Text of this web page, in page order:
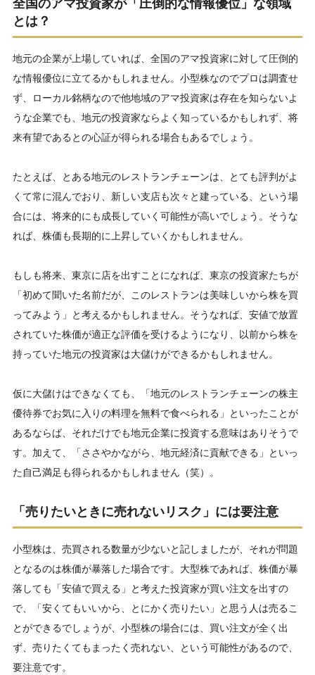
全国のアマ投資家が「圧倒的な情報優位」な領域
とは？
地元の企業が上場していれば、全国のアマ投資家に対して圧倒的
な情報優位に立てるかもしれません。小型株なのでプロは調査せ
ず、ローカル銘柄なので他地域のアマ投資家は存在を知らないよ
うな企業でも、地元の投資家ならよく知っているかもしれず、将
来有望であるとの心証が得られる場合もあるでしょう。
たとえば、とある地元のレストランチェーンは、とても評判がよ
くて常に混んでおり、新しい支店も次々と建っている、という場
合には、将来的にも成長していく可能性が高いでしょう。そうな
れば、株価も長期的に上昇していくかもしれません。
もしも将来、東京に店を出すことになれば、東京の投資家たちが
「初めて聞いた名前だが、このレストランは美味しいから株を買
ってみよう」と考えるかもしれません。そうなれば、安値で放置
されていた株価が適正な評価を受けるようになり、以前から株を
持っていた地元の投資家は大儲けができるかもしれません。
仮に大儲けはできなくても、「地元のレストランチェーンの株主
優待券でお気に入りの料理を無料で食べられる」といったことが
あるならば、それだけでも地元企業に投資する意味はありそうで
す。加えて、「ささやかながら、地元経済に貢献できる」といっ
た自己満足も得られるかもしれません（笑）。
「売りたいときに売れないリスク」には要注意
小型株は、売買される数量が少ないと記しましたが、それが問題
となるのは株価が暴落した場合です。大型株であれば、株価が暴
落しても「安値で買える」と考えた投資家が買い注文を出すの
で、「安くてもいいから、とにかく売りたい」と思う人は売るこ
とができるでしょうが、小型株の場合には、買い注文が全く出
ず、売りたくてもまったく売れない、という可能性があるので、
要注意です。